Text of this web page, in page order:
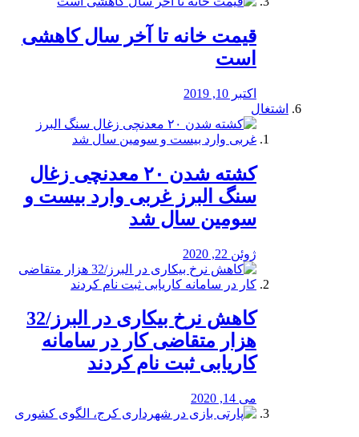
قیمت خانه تا آخر سال کاهشی
است
اکتبر 10, 2019
اشتغال
کشته شدن ۲۰ معدنچی زغال
سنگ البرز غربی وارد بیست و
سومین سال شد
ژوئن 22, 2020
کاهش نرخ بیکاری در البرز/32
هزار متقاضی کار در سامانه
کاریابی ثبت نام کردند
می 14, 2020